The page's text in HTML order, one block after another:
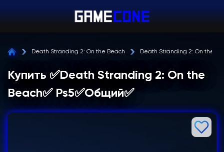
Death Stranding 2: On the Beach Death Stranding 2: On the
Купить ✅Death Stranding 2: On the
Beach✅ Ps5✅Общий✅